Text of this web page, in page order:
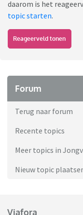
daarom is het
topic starten.
Reageerveld tonen
Forum
Terug naar forum
Recente topics
Meer topics in
Nieuw topic
Viafora